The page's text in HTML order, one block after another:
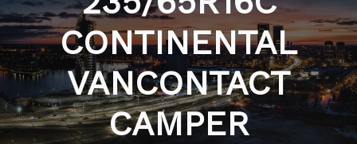
CONTINENTAL
VANCONTACT
CAMPER